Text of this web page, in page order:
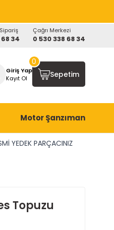
34
Çağrı Merkezi
0 530 338 68 34
Giriş Yap
Kayıt Ol
Sepetim
0
Motor Şanzıman
YEDEK PARÇACINIZ
Topuzu